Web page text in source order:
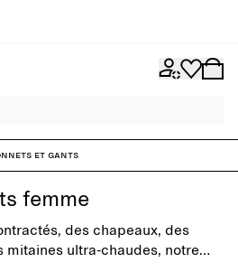
et gants
femme
des chapeaux, des
mitaines ultra-chaudes, notre